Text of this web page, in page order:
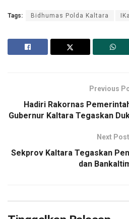
Tags: Bidhumas Polda Kaltara
Previous
Hadiri Rakornas
Gubernur Kaltara Tegaskan
Next Post
Sekprov Kaltara Tegaskan
dan